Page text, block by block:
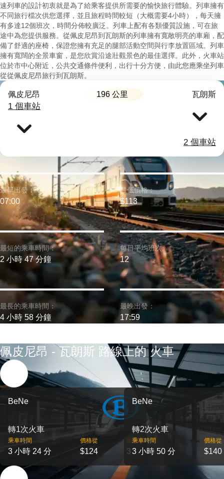
速列車的設計初衷就是為了給乘客提供所需要的愉快旅行體驗。列車擁有
不同旅行檔次供您選擇，並且旅程時間較短（大概需要4小時），每天擁
有多達12個班次，時間分佈較廣泛。列車上配有各類優質設施，可在旅
途中為您提供服務。從佩皮尼昂到瓦朗斯的列車擁有寬敞明亮的車廂，配
備了舒適的座椅，保證您擁有充足的腿部活動空間與行李放置區域。列車
擁有寬闊的全景車窗，是您欣賞沿途壯觀景色的最佳選擇。此外，火車站
位於市中心附近，公共交通條件便利，出行十分方便，由此您應乘坐列車
從從佩皮尼昂旅行到瓦朗斯。
佩皮尼昂 196 公里 瓦朗斯
1 個車站
2 個車站
最短的乘車時間：
2 小時 47 分鐘
最早出發：
07:00
最長的乘車時間：
4 小時 58 分鐘
最低價格：
$113
每日平均班次:
12
最晚出發：
17:59
佩皮尼昂 - 瓦朗斯 路線上的 火車
BeNe
轉1次火車
乘車時間
3 小時 24 分
價格從
$124
出發
3
BeNe
轉2次火車
乘車時間
3 小時 50 分
價格從
$140